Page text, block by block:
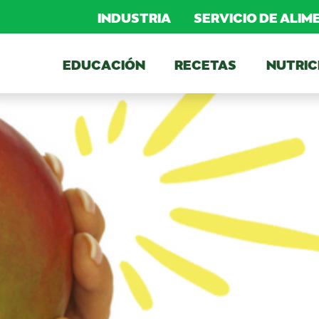
INDUSTRIA SERVICIO DE
EDUCACIÓN RECETAS